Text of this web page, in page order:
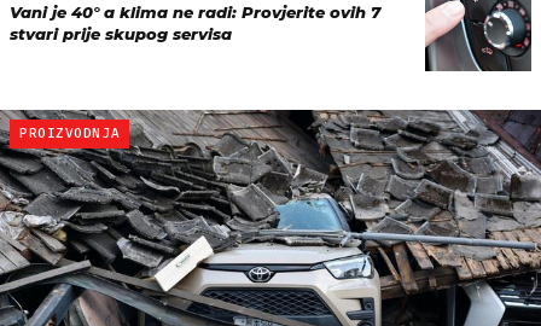
Vani je 40° a klima ne radi: Provjerite ovih 7
stvari prije skupog servisa
PROIZVODNJA